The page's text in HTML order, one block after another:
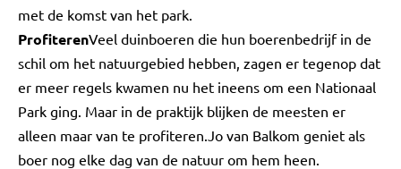
met de komst van het park.
ProfiterenVeel duinboeren die hun boerenbedrijf in de
schil om het natuurgebied hebben, zagen er tegenop dat
er meer regels kwamen nu het ineens om een Nationaal
Park ging. Maar in de praktijk blijken de meesten er
alleen maar van te profiteren.Jo van Balkom geniet als
boer nog elke dag van de natuur om hem heen.